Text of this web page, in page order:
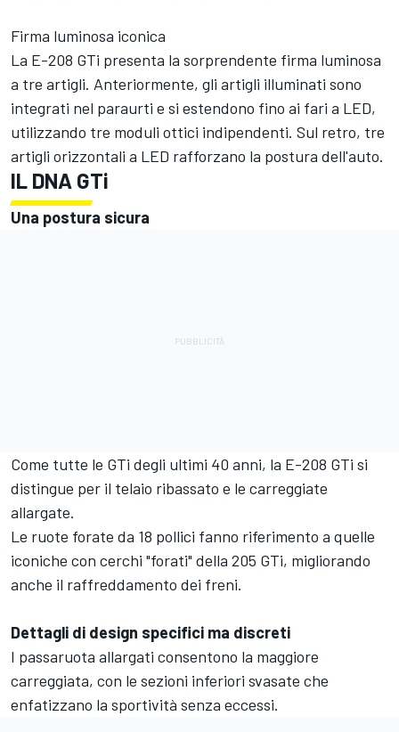
Firma luminosa iconica
La E-208 GTi presenta la sorprendente firma luminosa
a tre artigli. Anteriormente, gli artigli illuminati sono
integrati nel paraurti e si estendono fino ai fari a LED,
utilizzando tre moduli ottici indipendenti. Sul retro, tre
artigli orizzontali a LED rafforzano la postura dell'auto.
IL DNA GTi
Una postura sicura
Come tutte le GTi degli ultimi 40 anni, la E-208 GTi si
distingue per il telaio ribassato e le carreggiate
allargate.
Le ruote forate da 18 pollici fanno riferimento a quelle
iconiche con cerchi "forati" della 205 GTi, migliorando
anche il raffreddamento dei freni.
Dettagli di design specifici ma discreti
I passaruota allargati consentono la maggiore
carreggiata, con le sezioni inferiori svasate che
enfatizzano la sportività senza eccessi.